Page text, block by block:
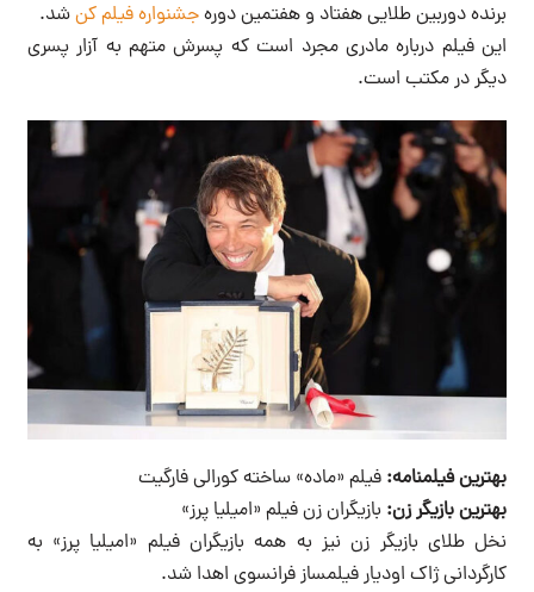
برنده دوربین طلایی هفتاد و هفتمین دورهجشنواره فیلم کنشد.
این فیلم درباره مادری مجرد است که پسرش متهم به آزار پسری
دیگر در مکتب است.
بهترین فیلمنامه: فیلم «ماده» ساخته کورالی فارگیت
بهترین بازیگر زن: بازیگران زن فیلم «امیلیا پرز»
نخل طلای بازیگر زن نیز به همه بازیگران فیلم «امیلیا پرز» به
کارگردانی ژاک اودیار فیلمساز فرانسوی اهدا شد.